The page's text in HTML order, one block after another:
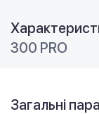
300 PRO
Загальні